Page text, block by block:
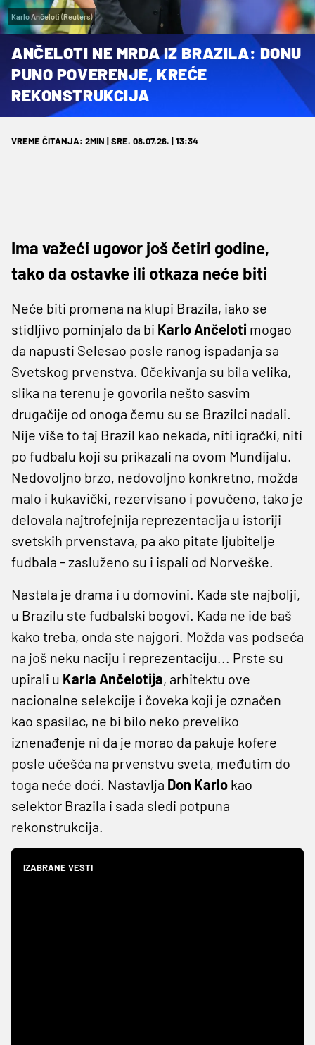
Karlo Ančeloti (Reuters)
ANČELOTI NE MRDA IZ BRAZILA: DONU
PUNO POVERENJE, KREĆE
REKONSTRUKCIJA
VREME ČITANJA: 2MIN | SRE. 08.07.26. | 13:34
Ima važeći ugovor još četiri godine,
tako da ostavke ili otkaza neće biti
Neće biti promena na klupi Brazila, iako se
stidljivo pominjalo da bi Karlo Ančeloti mogao
da napusti Selesao posle ranog ispadanja sa
Svetskog prvenstva. Očekivanja su bila velika,
slika na terenu je govorila nešto sasvim
drugačije od onoga čemu su se Brazilci nadali.
Nije više to taj Brazil kao nekada, niti igrački, niti
po fudbalu koji su prikazali na ovom Mundijalu.
Nedovoljno brzo, nedovoljno konkretno, možda
malo i kukavički, rezervisano i povučeno, tako je
delovala najtrofejnija reprezentacija u istoriji
svetskih prvenstava, pa ako pitate ljubitelje
fudbala - zasluženo su i ispali od Norveške.
Nastala je drama i u domovini. Kada ste najbolji,
u Brazilu ste fudbalski bogovi. Kada ne ide baš
kako treba, onda ste najgori. Možda vas podseća
na još neku naciju i reprezentaciju... Prste su
upirali u Karla Ančelotija, arhitektu ove
nacionalne selekcije i čoveka koji je označen
kao spasilac, ne bi bilo neko preveliko
iznenađenje ni da je morao da pakuje kofere
posle učešća na prvenstvu sveta, međutim do
toga neće doći. Nastavlja Don Karlo kao
selektor Brazila i sada sledi potpuna
rekonstrukcija.
IZABRANE VESTI